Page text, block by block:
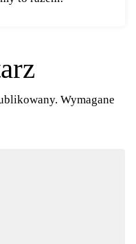
Wymagane